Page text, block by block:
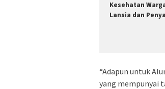
Kesehatan
Lansia dan
“Adapun untuk
yang mempunyai